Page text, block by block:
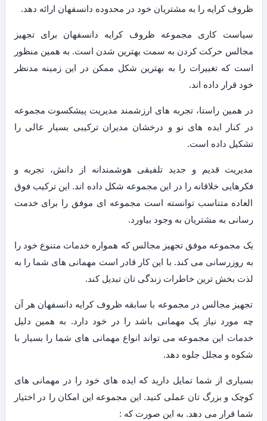
ظروف کرایه را به مشتریان خود در محدوده دانسفهان ارائه دهد.
سیاست کاری مجموعه ظروف کرایه دانسفهان برای تجهیز
مجالس حرکت کردن به سمت بهترین شدن است. به همین منظور
است که تغییرات را به بهترین شکل ممکن در این زمینه مدنظر
خود قرار داده اند.
در همین راستا، تجربه های ارزشمند مدیریت پیشکسوت مجموعه
در کنار ایده های نو و درخشان مدیران ترکیبی بسیار عالی را
تشکیل داده است.
مدیریت قدیم و جدید تلفیقی هوشمندانه از دانش، تجربه و
فکرهایی خلاقانه را در این مجموعه شکل داده اند. این ترکیب فوق
العاده متناسب توانسته است مجموعه ای موفق را برای خدمت
رسانی به مشتریان به وجود بیاورد.
یک مجموعه موفق تجهیز مجالس که همواره خدمات متنوع خود را
به روزرسانی می کند. با این کار قادر است مهمانی های شما را به
لذت بخش ترین خاطرات زندگی تان تبدیل کند.
تجهیز مجالس در مجموعه با سابقه ظروف کرایه دانسفهان هر آن
چه مورد نیاز یک مهمانی باشد را در خود دارد. به همین دلیل
خدمات این مجموعه می تواند انواع مهمانی های شما را بسیار با
شکوه و مجلل جلوه دهد.
بسیاری از شما تمایل دارید که ایده های خود را در مهمانی های
کوچک و بزرگ تان عملی کنید. این مجموعه این امکان را در اختیار
شما قرار می دهد. به این صورت که :